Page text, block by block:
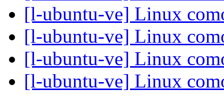
[l-ubuntu-ve] Linux
[l-ubuntu-ve] Linux
[l-ubuntu-ve] Linux
[l-ubuntu-ve] Linux